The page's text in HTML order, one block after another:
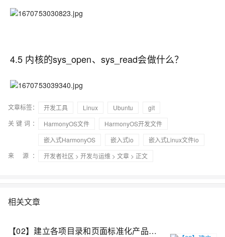
4.5 内核的sys_open、sys_read会做什么？
文章标签： 开发工具 Linux Ubuntu
git
关键词：
HarmonyOS文件
HarmonyOS开发文件
嵌入式HarmonyOS
嵌入式io
嵌入式Linux文件io
来 源：
开发者社区 > 开发与运维 > 文章 > 正文
相关文章
【02】建立各项目录和页面标准化产品-vue+vite开发实战-做一个非常漂亮的APP下载落地页-支持PC和H5自适应提供安卓苹果鸿蒙下载和网页端访问-优雅草卓伊凡